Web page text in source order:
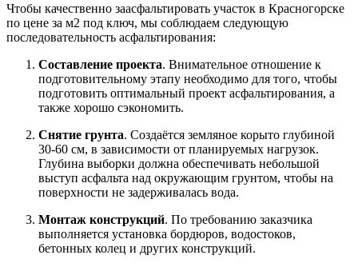
Чтобы качественно заасфальтировать участок в Красногорске
по цене за м2 под ключ, мы соблюдаем следующую
последовательность асфальтирования:
Составление проекта. Внимательное отношение к
подготовительному этапу необходимо для того, чтобы
подготовить оптимальный проект асфальтирования, а
также хорошо сэкономить.
Снятие грунта. Создаётся земляное корыто глубиной
30-60 см, в зависимости от планируемых нагрузок.
Глубина выборки должна обеспечивать небольшой
выступ асфальта над окружающим грунтом, чтобы на
поверхности не задерживалась вода.
Монтаж конструкций. По требованию заказчика
выполняется установка бордюров, водостоков,
бетонных колец и других конструкций.